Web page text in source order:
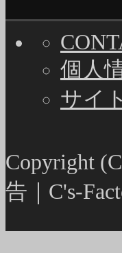
個人
サイ
Copyright
告｜C's-